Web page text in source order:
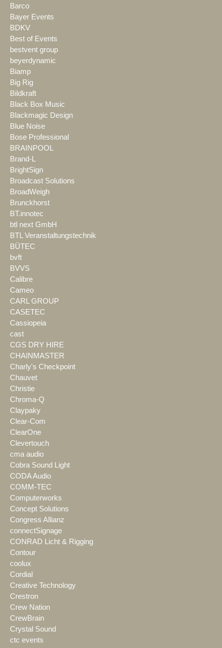
Barco
Bayer Events
BDKV
Best of Events
bestvent group
beyerdynamic
Biamp
Big Rig
Bildkraft
Black Box Music
Blackmagic Design
Blue Noise
Bose Professional
BRAINPOOL
Brand-L
BrightSign
Broadcast Solutions
BroadWeigh
Brunckhorst
BT.innotec
btl next GmbH
BTL Veranstaltungstechnik
BÜTEC
bvft
BVVS
Calibre
Cameo
CARL GROUP
CASETEC
Cassiopeia
cast
CGS DRY HIRE
CHAINMASTER
Charly's Checkpoint
Chauvet
Christie
Chroma-Q
Claypaky
Clear-Com
ClearOne
Clevertouch
cma audio
Cobra Sound Light
CODA Audio
COMM-TEC
Computerworks
Concept Solutions
Congress Allianz
connectSignage
CONRAD Licht & Rigging
Contour
coolux
Cordial
Creative Technology
Crestron
Crew Nation
CrewBrain
Crystal Sound
ctc events